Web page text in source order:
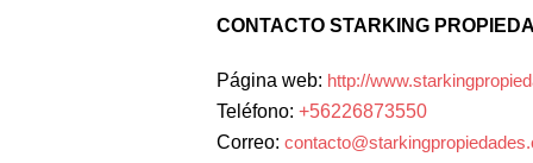
CONTACTO STARKING
Página web: http://
Teléfono: +56226873550
Correo: